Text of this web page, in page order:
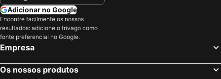
Adicionar no Google
Encontre facilmente os nossos
resultados: adicione o trivago como
fonte preferencial no Google.
Empresa
Os nossos produtos